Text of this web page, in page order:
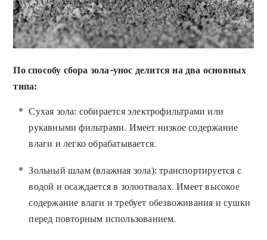
По способу сбора зола-унос делится на два основных
типа:
Сухая зола: собирается электрофильтрами или
рукавными фильтрами. Имеет низкое содержание
влаги и легко обрабатывается.
Зольный шлам (влажная зола): транспортируется с
водой и осаждается в золоотвалах. Имеет высокое
содержание влаги и требует обезвоживания и сушки
перед повторным использованием.